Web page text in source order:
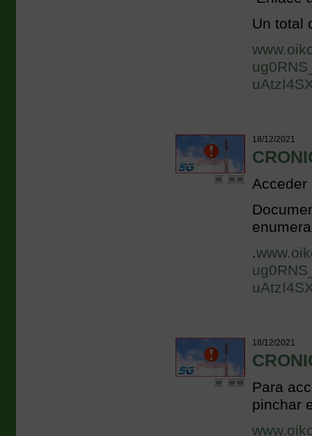
Un total
18/12/2021
Acceder
.
18/12/2021
Para
pinchar